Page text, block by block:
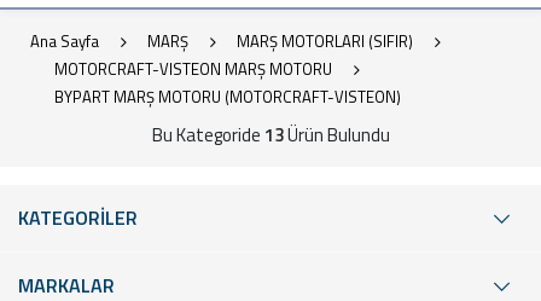
Ana Sayfa MARŞ
MARŞ MOTORLARI (SIFIR)
MOTORCRAFT-VISTEON MARŞ MOTORU
BYPART MARŞ MOTORU (MOTORCRAFT-VISTEON)
Bu Kategoride 13Ürün Bulundu
KATEGORİLER
MARKALAR